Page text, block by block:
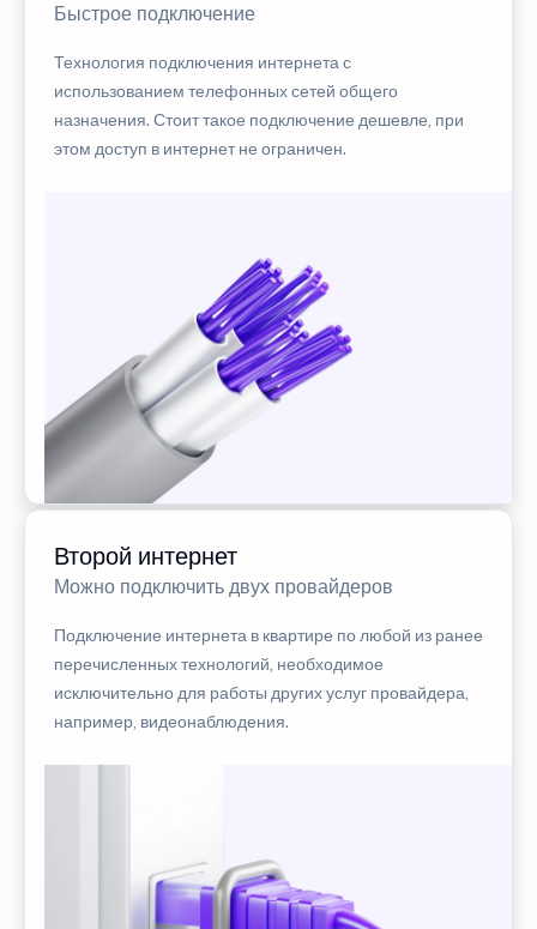
Быстрое подключение
Технология подключения интернета с
использованием телефонных сетей общего
назначения. Стоит такое подключение дешевле, при
этом доступ в интернет не ограничен.
Второй интернет
Можно подключить двух провайдеров
Подключение интернета в квартире по любой из ранее
перечисленных технологий, необходимое
исключительно для работы других услуг провайдера,
например, видеонаблюдения.